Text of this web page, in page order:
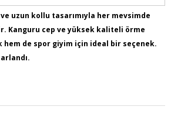
uzun kollu tasarımıyla her mevsimde
Kanguru cep ve yüksek kaliteli örme
hem de spor giyim için ideal bir seçenek.